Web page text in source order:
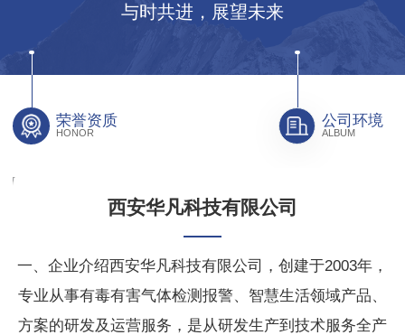
与时共进，展望未来
荣誉资质
HONOR
公司环境
ALBUM
西安华凡科技有限公司
一、企业介绍西安华凡科技有限公司，创建于2003年，
专业从事有毒有害气体检测报警、智慧生活领域产品、
方案的研发及运营服务，是从研发生产到技术服务全产